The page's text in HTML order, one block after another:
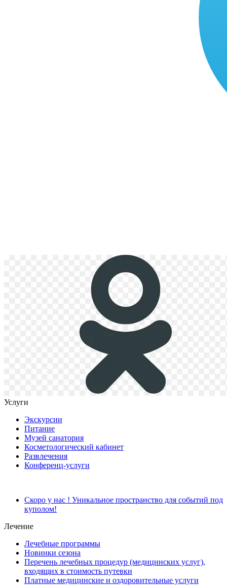
Услуги
Экскурсии
Питание
Музей санатория
Косметологический кабинет
Развлечения
Конференц-услуги
Скоро у нас ! Уникальное пространство для событий под
куполом!
Лечение
Лечебные программы
Новинки сезона
Перечень лечебных процедур (медицинских услуг),
входящих в стоимость путевки
Платные медицинские и оздоровительные услуги